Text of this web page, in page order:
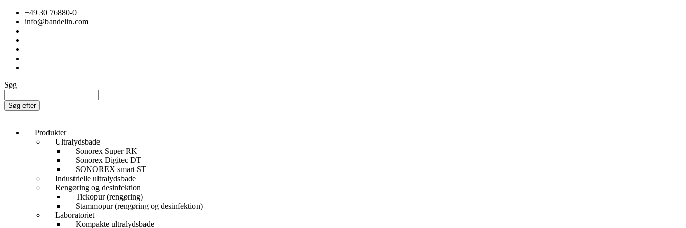
+49 30 76880-0
info@bandelin.com
Søg
Søg efter
Produkter
Ultralydsbade
Sonorex Super RK
Sonorex Digitec DT
SONOREX smart ST
Industrielle ultralydsbade
Rengøring og desinfektion
Tickopur (rengøring)
Stammopur (rengøring og desinfektion)
Laboratoriet
Kompakte ultralydsbade